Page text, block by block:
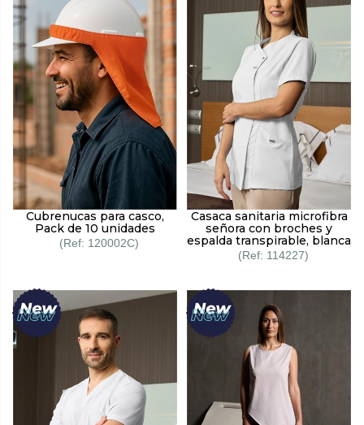
Cubrenucas para casco,
Pack de 10 unidades
120002C
Casaca sanitaria microfibra
señora con broches y
espalda transpirable, blanca
114227